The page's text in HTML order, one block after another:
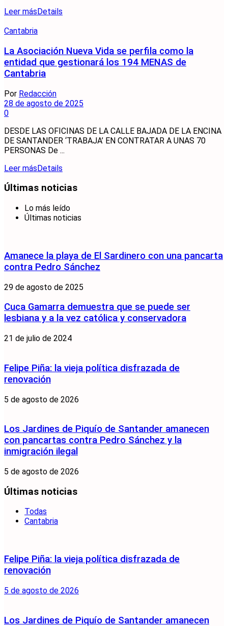
Leer más Details
Cantabria
La Asociación Nueva Vida se perfila como la
entidad que gestionará los 194 MENAS de
Cantabria
Por Redacción
28 de agosto de 2025
0
DESDE LAS OFICINAS DE LA CALLE BAJADA DE LA ENCINA
DE SANTANDER ‘TRABAJA’ EN CONTRATAR A UNAS 70
PERSONAS De ...
Leer másDetails
Últimas noticias
Lo más leído
Últimas noticias
Amanece la playa de El Sardinero con una pancarta
contra Pedro Sánchez
29 de agosto de 2025
Cuca Gamarra demuestra que se puede ser
lesbiana y a la vez católica y conservadora
21 de julio de 2024
Felipe Piña: la vieja política disfrazada de
renovación
5 de agosto de 2026
Los Jardines de Piquío de Santander amanecen
con pancartas contra Pedro Sánchez y la
inmigración ilegal
5 de agosto de 2026
Últimas noticias
Todas
Cantabria
Felipe Piña: la vieja política disfrazada de
renovación
5 de agosto de 2026
Los Jardines de Piquío de Santander amanecen